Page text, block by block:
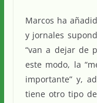
Marcos ha
y jornales
“van a dejar de
este modo, la
importante” y,
tiene otro tipo